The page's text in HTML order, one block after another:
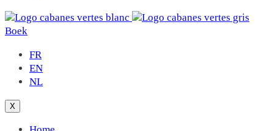
Boek
FR
EN
NL
X